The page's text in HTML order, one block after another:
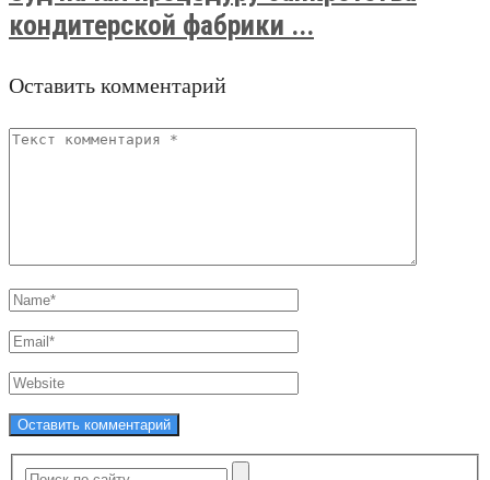
кондитерской фабрики ...
Оставить комментарий